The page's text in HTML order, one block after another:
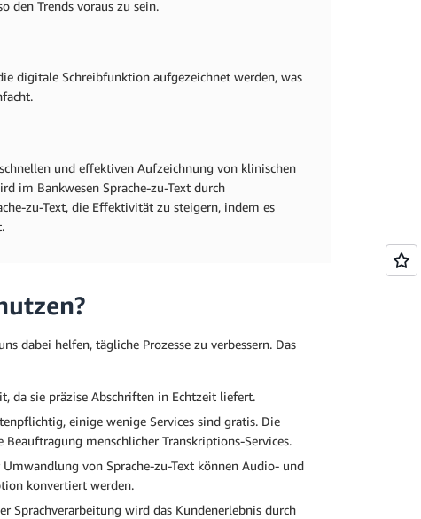
den Trends voraus zu sein.
digitale Schreibfunktion aufgezeichnet werden, was
und effektiven Aufzeichnung von klinischen
im Bankwesen Sprache-zu-Text durch
zu-Text, die Effektivität zu steigern, indem es
dabei helfen, tägliche Prozesse zu verbessern. Das
da sie präzise Abschriften in Echtzeit liefert.
einige wenige Services sind gratis. Die
menschlicher Transkriptions-Services.
von Sprache-zu-Text können Audio- und
konvertiert werden.
Sprachverarbeitung wird das Kundenerlebnis durch